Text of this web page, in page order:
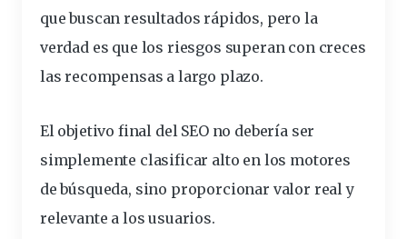
que buscan resultados rápidos, pero la
verdad es que los riesgos superan con creces
las recompensas a largo plazo.
El objetivo final del SEO no debería ser
simplemente clasificar alto en los motores
de búsqueda, sino proporcionar valor real y
relevante a los usuarios.